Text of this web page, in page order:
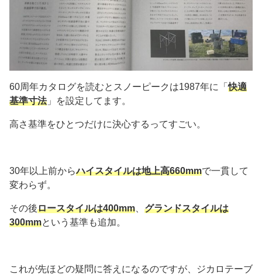
60周年カタログを読むとスノーピークは1987年に「快適
基準寸法」を設定してます。
高さ基準をひとつだけに決心するってすごい。
30年以上前からハイスタイルは地上高660mmで一貫して
変わらず。
その後ロースタイルは400mm
グランドスタイルは
300mmという基準も追加。
これが先ほどの疑問に答えになるのですが、ジカロテーブ